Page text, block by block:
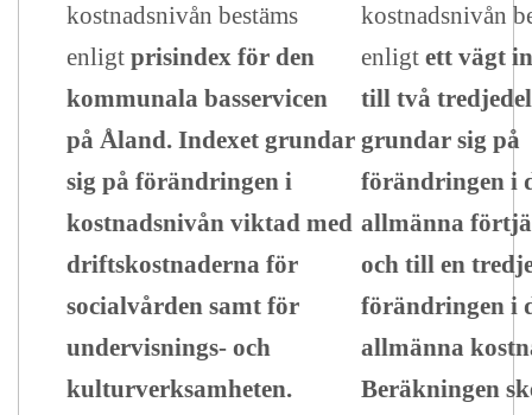
kostnadsnivån bestäms
enligt prisindex för den
kommunala basservicen
på Åland. Indexet grundar
sig på förändringen i
kostnadsnivån viktad med
driftskostnaderna för
socialvården samt för
undervisnings- och
kulturverksamheten.
kostnadsnivån
enligt ett vägt
till två
grundar sig på
förändringen i
allmänna
och till en
förändringen i
allmänna
Beräkningen